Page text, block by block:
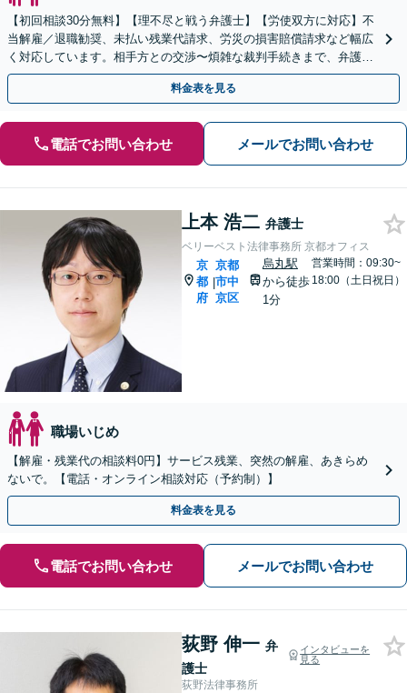
【初回相談30分無料】【理不尽と戦う弁護士】【労使双方に対応】不
当解雇／退職勧奨、未払い残業代請求、労災の損害賠償請求など幅広
く対応しています。相手方との交渉〜煩雑な裁判手続きまで、弁護士
が丁寧にサポートします【電話・メール・WEB相談可】
料金表を見る
電話でお問い合わせ メールでお問い合わせ
上本 浩二 弁護士
ベリーベスト法律事務所 京都オフィス
京
都
府
|
京都
市中
京区
烏丸駅
から徒歩
1分
営業時間：09:30~
18:00（土日祝日）
職場いじめ
【解雇・残業代の相談料0円】サービス残業、突然の解雇、あきらめ
ないで。【電話・オンライン相談対応（予約制）】
料金表を見る
電話でお問い合わせ メールでお問い合わせ
荻野 伸一 弁
護士
インタビューを
見る
荻野法律事務所